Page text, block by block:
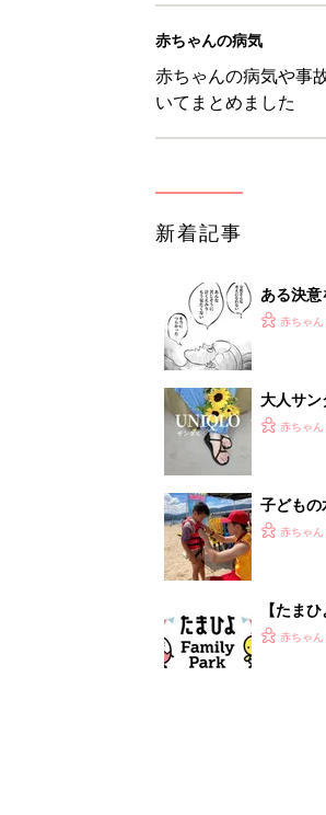
赤ちゃんの病気
赤ちゃんの病気や事
いてまとめました
新着記事
ある決
赤ちゃん
大人サ
赤ちゃん
子ども
まねく【
赤ちゃん
【たま
赤ちゃん